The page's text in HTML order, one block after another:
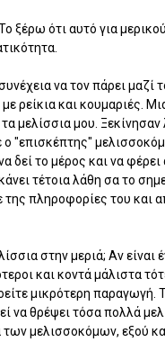
ξέρω ότι αυτό για
να τον πάρει μαζί
ρείκια και κουμαριές.
μελίσσια μου. Ξεκίνησαν
"επισκέπτης"
δεί το μέρος και να
τέτοια λάθη σα το
πληροφορίες του και
στην μεριά; Αν είναι
και κοντά μάλιστα
μικρότερη παραγωγή.
να θρέψει τόσα πολλά
των μελισσοκόμων, εξού